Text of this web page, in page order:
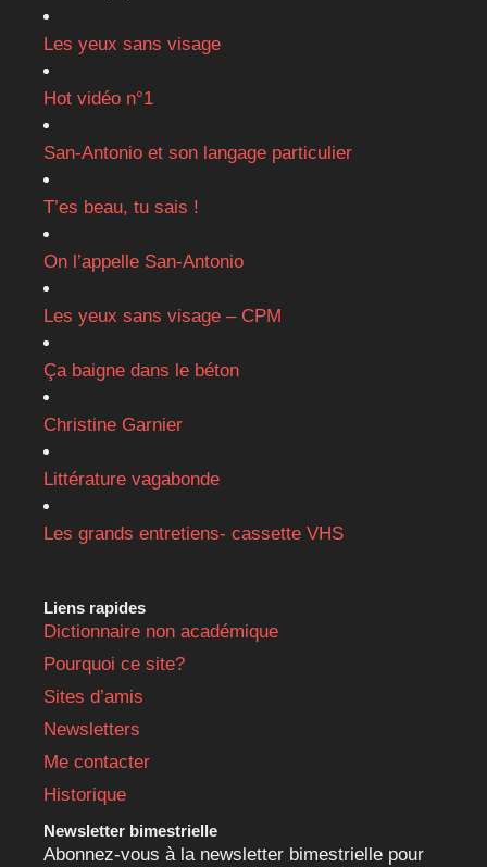
Les yeux sans visage
Hot vidéo n°1
San-Antonio et son langage particulier
T’es beau, tu sais !
On l’appelle San-Antonio
Les yeux sans visage – CPM
Ça baigne dans le béton
Christine Garnier
Littérature vagabonde
Les grands entretiens- cassette VHS
Liens rapides
Dictionnaire non académique
Pourquoi ce site?
Sites d’amis
Newsletters
Me contacter
Historique
Newsletter bimestrielle
Abonnez-vous à la newsletter bimestrielle pour